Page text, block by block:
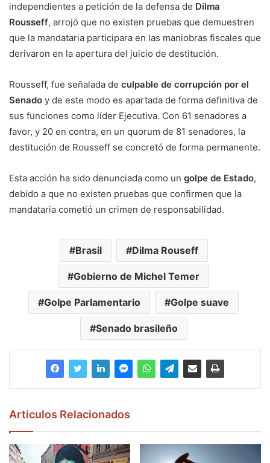
independientes a petición de la defensa de Dilma
Rousseff, arrojó que no existen pruebas que demuestren
que la mandataria participara en las maniobras fiscales que
derivaron en la apertura del juicio de destitución.
Rousseff, fue señalada de culpable de corrupción por el
Senado y de este modo es apartada de forma definitiva de
sus funciones como líder Ejecutiva. Con 61 senadores a
favor, y 20 en contra, en un quorum de 81 senadores, la
destitución de Rousseff se concretó de forma permanente.
Esta acción ha sido denunciada como un golpe de Estado,
debido a que no existen pruebas que confirmen que la
mandataria cometió un crimen de responsabilidad.
Brasil Dilma Rouseff
Gobierno de Michel Temer
Golpe Parlamentario Golpe suave
Senado brasileño
Articulos Relacionados